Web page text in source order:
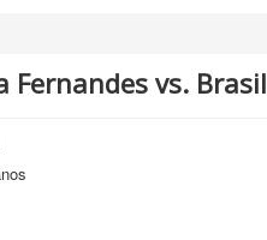
Fernandes vs. Brasil